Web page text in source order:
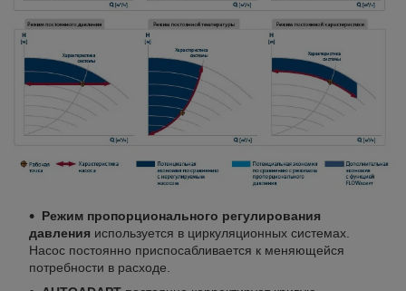
Режим пропорционального регулирования
давления используется в циркуляционных системах.
Насос постоянно приспосабливается к меняющейся
потребности в расходе.